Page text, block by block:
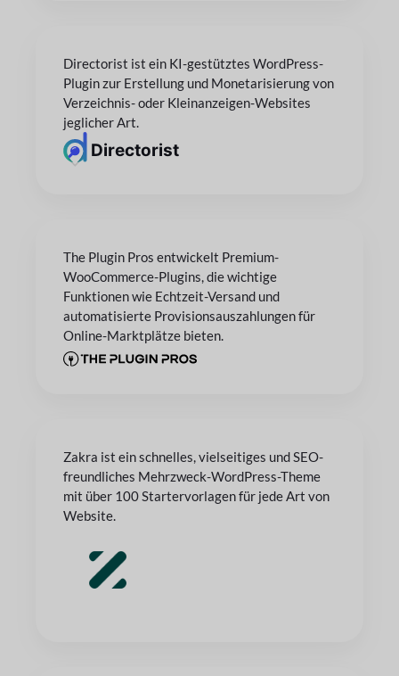
Directorist ist ein KI-gestütztes WordPress-
Plugin zur Erstellung und Monetarisierung von
Verzeichnis- oder Kleinanzeigen-Websites
jeglicher Art.
The Plugin Pros entwickelt Premium-
WooCommerce-Plugins, die wichtige
Funktionen wie Echtzeit-Versand und
automatisierte Provisionsauszahlungen für
Online-Marktplätze bieten.
Zakra ist ein schnelles, vielseitiges und SEO-
freundliches Mehrzweck-WordPress-Theme
mit über 100 Startervorlagen für jede Art von
Website.